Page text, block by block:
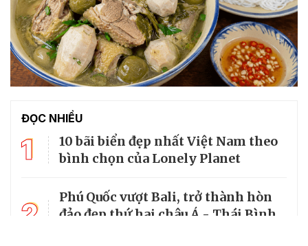
ĐỌC NHIỀU
1
10 bãi biển đẹp nhất Việt Nam theo
bình chọn của Lonely Planet
2
Phú Quốc vượt Bali, trở thành hòn
đảo đẹp thứ hai châu Á - Thái Bình